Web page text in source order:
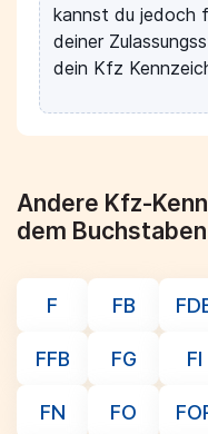
kannst du jedoch
deiner
dein Kfz
Andere Kfz-
dem
F FB
FFB FG FI
FN FO